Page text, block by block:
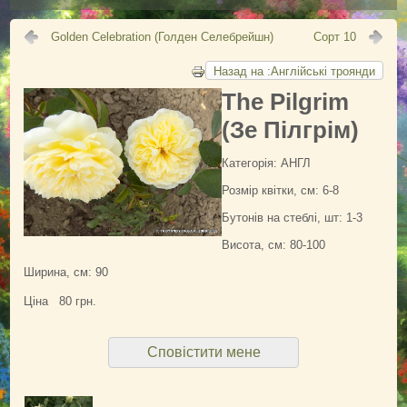
Підживлення троянд
Підготовка до зими
Шкідники троянд
Болезни и вредители (фото)
Обрані посилання
АДРЕСА
ВІДГУКИ
Golden Celebration (Голден Селебрейшн) Сорт 10
Назад на :Англійські троянди
The Pilgrim
(Зе Пілгрім)
Категорія: АНГЛ
Розмір квітки, см: 6-8
Бутонів на стеблі, шт: 1-3
Висота, см: 80-100
Ширина, см: 90
Ціна 80 грн.
Сповістити мене